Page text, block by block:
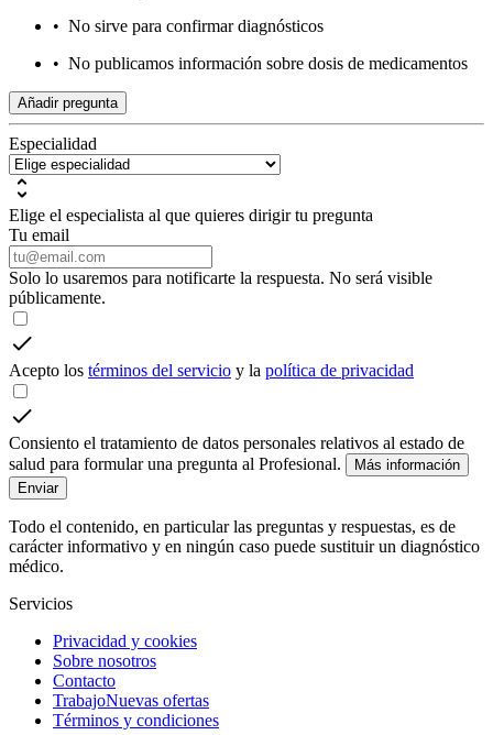
• No sirve para confirmar diagnósticos
• No publicamos información sobre dosis de medicamentos
Añadir pregunta
Especialidad
Elige el especialista al que quieres dirigir tu pregunta
Tu email
Solo lo usaremos para notificarte la respuesta. No será visible
públicamente.
Acepto los términos del servicio y la política de privacidad
Consiento el tratamiento de datos personales relativos al estado de
salud para formular una pregunta al Profesional.
Más información
Enviar
Todo el contenido, en particular las preguntas y respuestas, es de
carácter informativo y en ningún caso puede sustituir un diagnóstico
médico.
Servicios
Privacidad y cookies
Sobre nosotros
Contacto
TrabajoNuevas ofertas
Términos y condiciones